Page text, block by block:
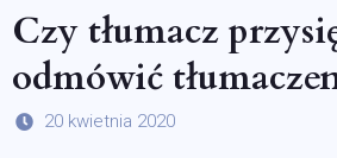
Czy tłumacz
odmówić
20 kwietnia 2020